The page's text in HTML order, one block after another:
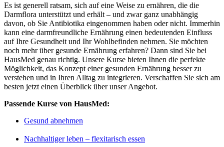
Es ist generell ratsam, sich auf eine Weise zu ernähren, die die
Darmflora unterstützt und erhält – und zwar ganz unabhängig
davon, ob Sie Antibiotika eingenommen haben oder nicht. Immerhin
kann eine darmfreundliche Ernährung einen bedeutenden Einfluss
auf Ihre Gesundheit und Ihr Wohlbefinden nehmen. Sie möchten
noch mehr über gesunde Ernährung erfahren? Dann sind Sie bei
HausMed genau richtig. Unsere Kurse bieten Ihnen die perfekte
Möglichkeit, das Konzept einer gesunden Ernährung besser zu
verstehen und in Ihren Alltag zu integrieren. Verschaffen Sie sich am
besten jetzt einen Überblick über unser Angebot.
Passende Kurse von HausMed:
Gesund abnehmen
Nachhaltiger leben – flexitarisch essen